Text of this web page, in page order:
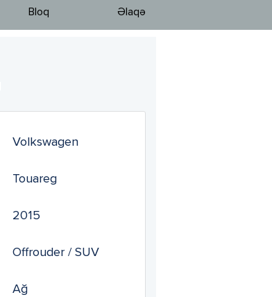
Bloq Əlaqə
Volkswagen
Touareg
2015
Offrouder / SUV
Ağ